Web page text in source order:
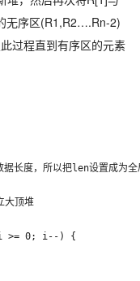
无序区(R1,R2….Rn-2)
过程直到有序区的元素
度，所以把len设置成为全
顶堆
>= 0; i--) {